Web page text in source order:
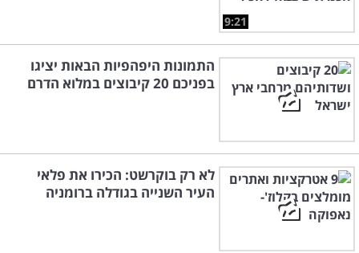
9:21
התמונות היפהפיות הבאות יציגו
בפניכם 20 קיבוצים במלוא הדרם
לא רק בוקרשט: הכירו את פלאי
העיר השנייה בגודלה ברומניה